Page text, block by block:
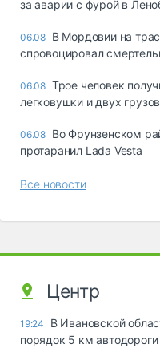
за аварии с фурой в
06.08 В Мордовии на
спровоцировал
06.08 Трое человек
легковушки и двух
06.08 Во Фрунзенском
протаранил Lada Vesta
Все новости
Центр
19:24
В Ивановской
порядок 5 км